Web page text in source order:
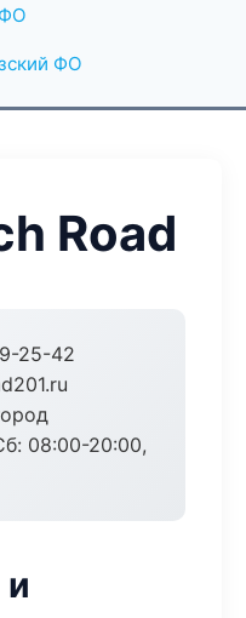
ФО
Road
25-42
08:00-20:00,